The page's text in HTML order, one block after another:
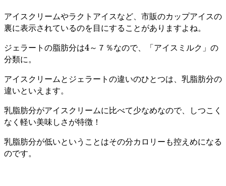
アイスクリームやラクトアイスなど、市販のカップアイスの
裏に表示されているのを目にすることがありますよね。
ジェラートの脂肪分は4～７％なので、「アイスミルク」の
分類に。
アイスクリームとジェラートの違いのひとつは、乳脂肪分の
違いといえます。
乳脂肪分がアイスクリームに比べて少なめなので、しつこく
なく軽い美味しさが特徴！
乳脂肪分が低いということはその分カロリーも控えめになる
のです。